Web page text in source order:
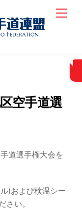
空手道選
道選手権大会を
)および検温シー
さい。